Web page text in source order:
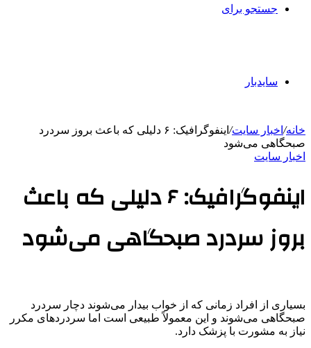
جستجو برای
سایدبار
خانه/ اخبار سایت/
اینفوگرافیک: ۶ دلیلی که باعث بروز سردرد
صبحگاهی می‌شود
اخبار سایت
اینفوگرافیک: ۶ دلیلی که باعث
بروز سردرد صبحگاهی می‌شود
بسیاری از افراد زمانی که از خواب بیدار می‌شوند دچار سردرد
صبحگاهی می‌شوند و این معمولاً طبیعی است اما سردردهای مکرر
نیاز به مشورت با پزشک دارد.